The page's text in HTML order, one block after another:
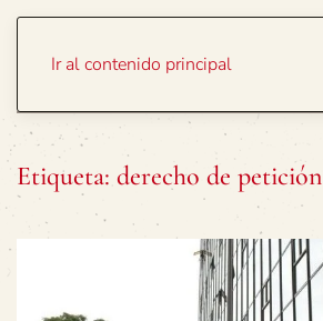
Ir al contenido principal
Etiqueta: derecho de petición